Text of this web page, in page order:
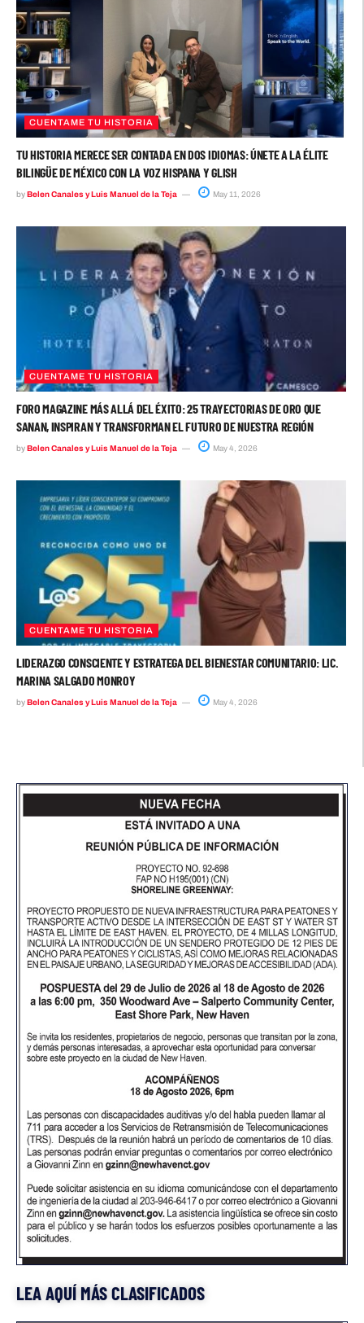
CUENTAME TU HISTORIA
TU HISTORIA MERECE SER CONTADA EN DOS IDIOMAS: ÚNETE A LA ÉLITE
BILINGÜE DE MÉXICO CON LA VOZ HISPANA Y GLISH
byBelen Canales y Luis Manuel de la Teja May 11, 2026
CUENTAME TU HISTORIA
FORO MAGAZINE MÁS ALLÁ DEL ÉXITO: 25 TRAYECTORIAS DE ORO QUE
SANAN, INSPIRAN Y TRANSFORMAN EL FUTURO DE NUESTRA REGIÓN
byBelen Canales y Luis Manuel de la Teja May 4, 2026
CUENTAME TU HISTORIA
LIDERAZGO CONSCIENTE Y ESTRATEGA DEL BIENESTAR COMUNITARIO: LIC.
MARINA SALGADO MONROY
byBelen Canales y Luis Manuel de la Teja May 4, 2026
LEA AQUÍ MÁS CLASIFICADOS